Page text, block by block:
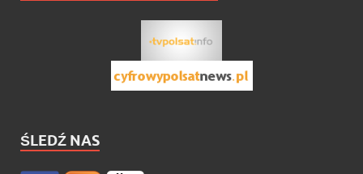
ŚLEDŹ NAS